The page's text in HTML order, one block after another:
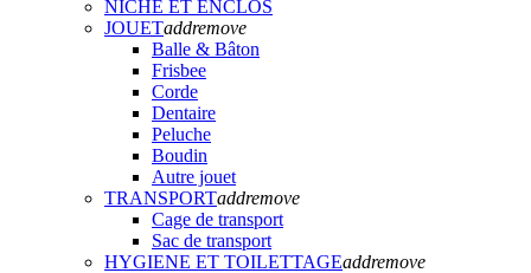
NICHE ET ENCLOS
JOUETaddremove
Balle & Bâton
Frisbee
Corde
Dentaire
Peluche
Boudin
Autre jouet
TRANSPORTaddremove
Cage de transport
Sac de transport
HYGIENE ET TOILETTAGEaddremove